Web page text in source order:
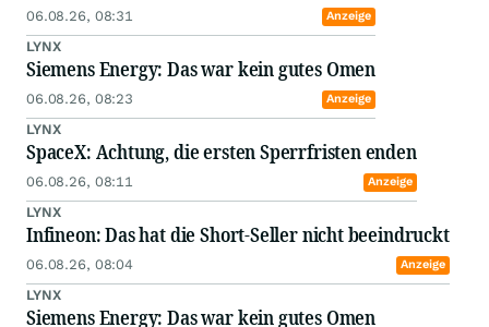
06.08.26, 08:31 Anzeige
LYNX
Siemens Energy: Das war kein gutes Omen
06.08.26, 08:23 Anzeige
LYNX
SpaceX: Achtung, die ersten Sperrfristen enden
06.08.26, 08:11 Anzeige
LYNX
Infineon: Das hat die Short-Seller nicht beeindruckt
06.08.26, 08:04 Anzeige
LYNX
Siemens Energy: Das war kein gutes Omen